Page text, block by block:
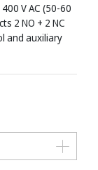
V AC (50-60
2 NO + 2 NC
and auxiliary